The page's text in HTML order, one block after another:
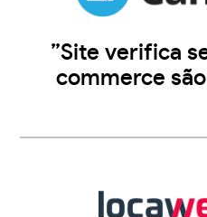
”Site verifica
commerce